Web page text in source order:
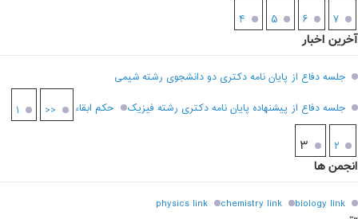
۴ ۵ ۶ ۷
آخرین اخبار
جلسه دفاع از پایان نامه دکتری دو دانشجوی رشته شیمی
جلسه دفاع از پیشنهاده پایان نامه دکتری رشته فیزیک
حکم ابقاء << ۱
۲ ۳
انجمن ها
biology link
chemistry link
physics link